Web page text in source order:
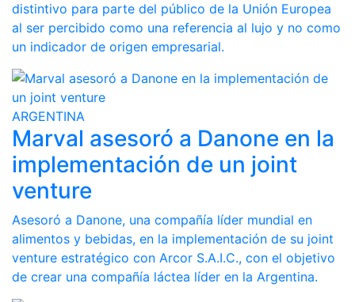
distintivo para parte del público de la Unión Europea
al ser percibido como una referencia al lujo y no como
un indicador de origen empresarial.
ARGENTINA
Marval asesoró a Danone en la
implementación de un joint
venture
Asesoró a Danone, una compañía líder mundial en
alimentos y bebidas, en la implementación de su joint
venture estratégico con Arcor S.A.I.C., con el objetivo
de crear una compañía láctea líder en la Argentina.